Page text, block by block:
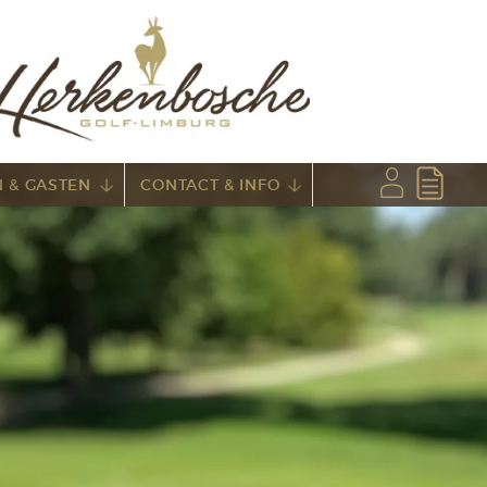
& GASTEN CONTACT & INFO